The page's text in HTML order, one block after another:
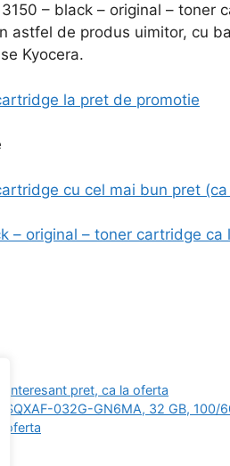
– black – original – toner
astfel de produs uimitor, cu
Kyocera.
la pret de promotie
cu cel mai bun pret
– original – toner cartridge ca
interesant pret, ca la oferta
032G-GN6MA, 32 GB, 100/
oferta